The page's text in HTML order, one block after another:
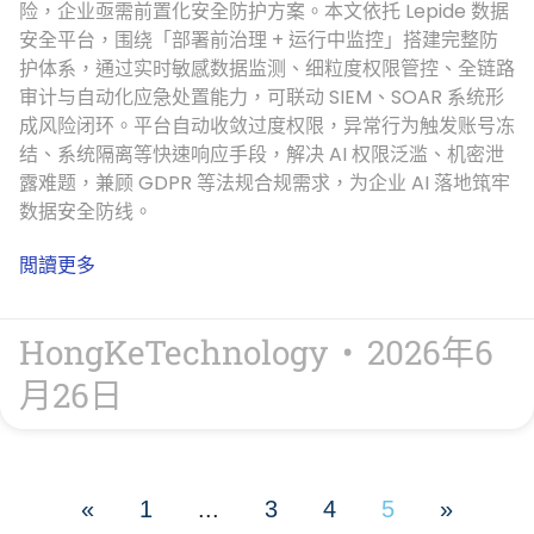
险，企业亟需前置化安全防护方案。本文依托 Lepide 数据
安全平台，围绕「部署前治理 + 运行中监控」搭建完整防
护体系，通过实时敏感数据监测、细粒度权限管控、全链路
审计与自动化应急处置能力，可联动 SIEM、SOAR 系统形
成风险闭环。平台自动收敛过度权限，异常行为触发账号冻
结、系统隔离等快速响应手段，解决 AI 权限泛滥、机密泄
露难题，兼顾 GDPR 等法规合规需求，为企业 AI 落地筑牢
数据安全防线。
閲讀更多
HongKeTechnology
2026年6
月26日
« 1 ... 3 4 5 »